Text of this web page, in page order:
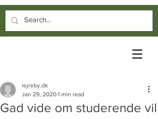
Gad vide om studerende vil
lejreby.dk
Jan 29, 2020 1 min read